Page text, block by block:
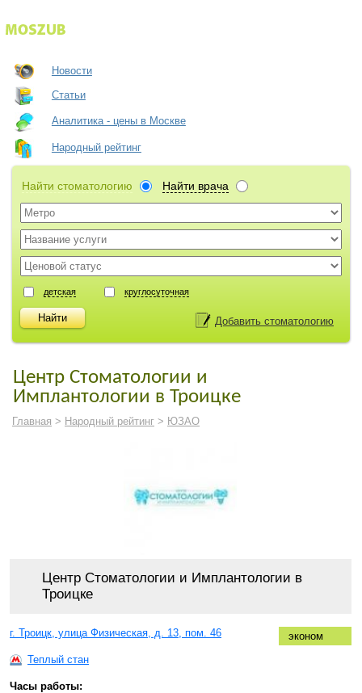
Новости
Статьи
Аналитика - цены в Москве
Народный рейтинг
Найти стоматологию Найти врача
детская круглосуточная
Добавить стоматологию
Центр Стоматологии и
Имплантологии в Троицке
Главная > Народный рейтинг > ЮЗАО
Центр Стоматологии и Имплантологии в
Троицке
эконом
г. Троицк, улица Физическая, д. 13, пом. 46
Теплый стан
Часы работы: